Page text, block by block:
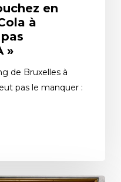
en
à
»
de Bruxelles à
pas le manquer :